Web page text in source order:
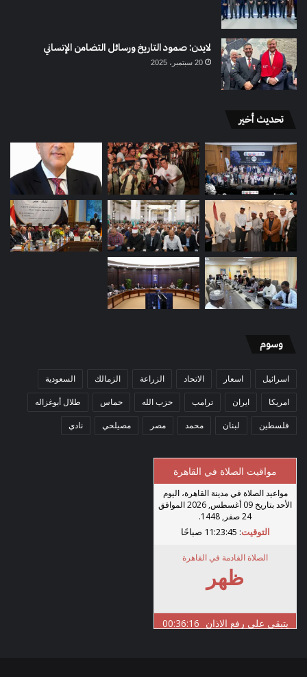
لايدن: صمود التاريخ ورسائل التضامن الإنساني
20 سبتمبر، 2025
تحديث أخير
وسوم
اسرائيل اسعار الاتحاد الزراعة الزمالك السعودية
امريكا ايران ترامب حزب الله حماس طلال أبوغزاله
فلسطين لبنان محمد مصر مصيلحي نادي